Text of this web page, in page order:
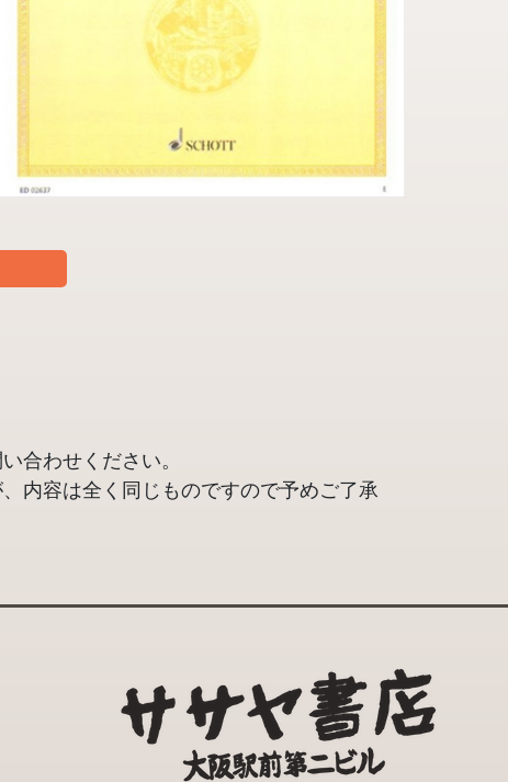
合わせください。
内容は全く同じものですので予めご了承